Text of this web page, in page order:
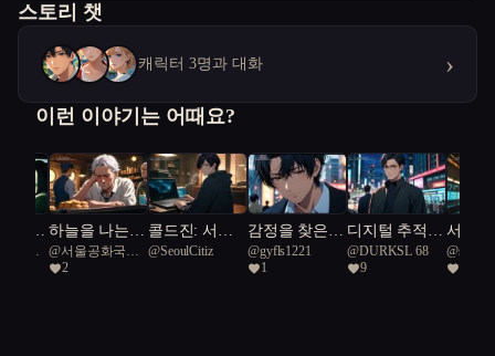
스토리 챗
캐릭터 3명과 대화 ›
이런 이야기는 어때요?
려준
국일
하늘을 나는
붕어빵
@서울공화국일
급시민
2
콜드진: 서울
프로토콜
@SeoulCitiz
감정을 찾은
로봇
@gyfls1221
1
디지털 추적자
들: 서울의 미
로 속에서
@DURKSL 68
9
서울
붕괴:
@
27